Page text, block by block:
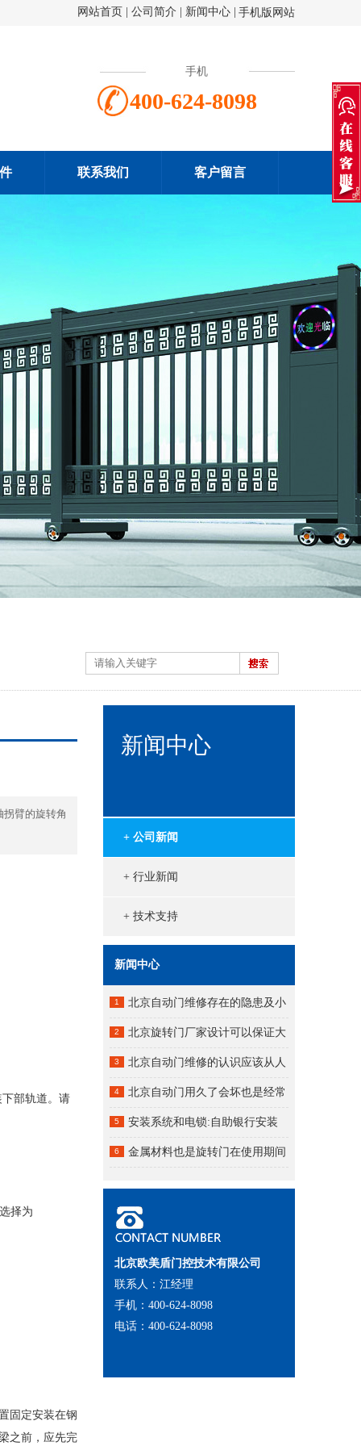
手机版网站
网站首页 公司简介 新闻中心
手机
400-624-8098
联系我们 客户留言
臂的旋转角
部轨道。请
择为
固定安装在钢
之前，应先完
新闻中心
+ 公司新闻
+ 行业新闻
+ 技术支持
新闻中心
1
北京自动门维修存在的隐患及小
故障得不到及时处理
2
北京旋转门厂家设计可以保证大
量的人员通行
3
北京自动门维修的认识应该从人
对门功能
4
北京自动门用久了会坏也是经常
的一些小毛病，
5
安装系统和电锁:自助银行安装
北京自动门
6
金属材料也是旋转门在使用期间
北京欧美盾门控技术有限公司
联系人：江经理
手机：400-624-8098
电话：400-624-8098